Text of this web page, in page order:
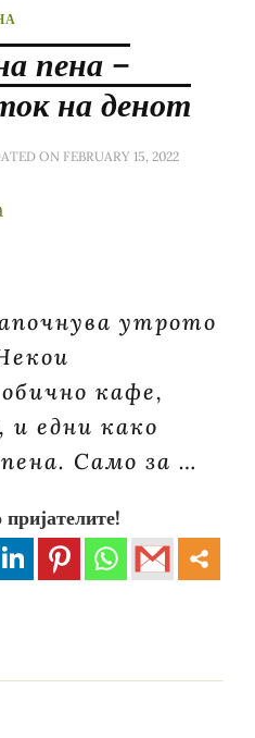
пена –
на денот
ON FEBRUARY 15, 2022
утрото
кафе,
и едни како
Само за …